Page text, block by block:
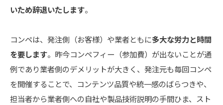
いため辞退いたします。
コンペは、発注側（お客様）や業者ともに多大な労力と時間
を要します。昨今コンペフィー（参加費）が出ないことが通
例であり業者側のデメリットが大きく、発注元も毎回コンペ
を開催することで、コンテンツ品質や統一感のばらつきや、
担当者から業者側への自社や製品技術説明の手間ひま、スト